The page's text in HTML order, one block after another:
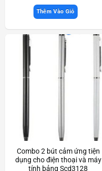
Thêm Vào Giỏ
Combo 2 bút cảm ứng tiện
dụng cho điện thoại và máy
tính bảng Scd3128